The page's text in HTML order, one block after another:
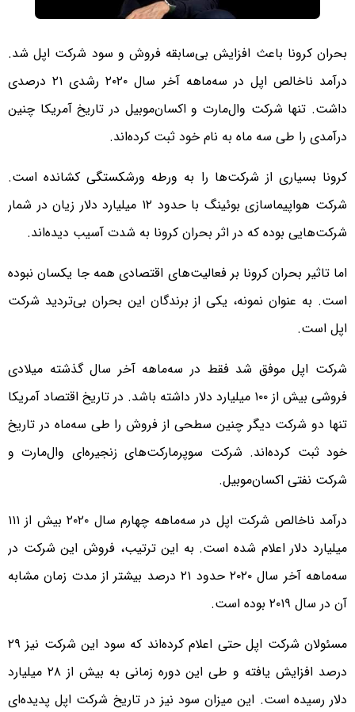
بحران کرونا باعث افزایش بی‌سابقه فروش و سود شرکت اپل شد.
درآمد ناخالص اپل در سه‌ماهه آخر سال ۲۰۲۰ رشدی ۲۱ درصدی
داشت. تنها شرکت وال‌مارت و اکسان‌موبیل در تاریخ آمریکا چنین
درآمدی را طی سه ماه به نام خود ثبت کرده‌اند.
کرونا بسیاری از شرکت‌ها را به ورطه ورشکستگی کشانده است.
شرکت هواپیماسازی بوئینگ با حدود ۱۲ میلیارد دلار زیان در شمار
شرکت‌هایی بوده که در اثر بحران کرونا به شدت آسیب دیده‌اند.
اما تاثیر بحران کرونا بر فعالیت‌های اقتصادی همه جا یکسان نبوده
است. به عنوان نمونه، یکی از برندگان این بحران بی‌تردید شرکت
اپل است.
شرکت اپل موفق شد فقط در سه‌ماهه آخر سال گذشته میلادی
فروشی بیش از ۱۰۰ میلیارد دلار داشته باشد. در تاریخ اقتصاد آمریکا
تنها دو شرکت دیگر چنین سطحی از فروش را طی سه‌ماه در تاریخ
خود ثبت کرده‌اند. شرکت سوپرمارکت‌های زنجیره‌ای وال‌مارت و
شرکت نفتی اکسان‌موبیل.
درآمد ناخالص شرکت اپل در سه‌ماهه چهارم سال ۲۰۲۰ بیش از ۱۱۱
میلیارد دلار اعلام شده است. به این ترتیب، فروش این شرکت در
سه‌ماهه آخر سال ۲۰۲۰ حدود ۲۱ درصد بیشتر از مدت زمان مشابه
آن در سال ۲۰۱۹ بوده است.
مسئولان شرکت اپل حتی اعلام کرده‌اند که سود این شرکت نیز ۲۹
درصد افزایش یافته و طی این دوره زمانی به بیش از ۲۸ میلیارد
دلار رسیده است. این میزان سود نیز در تاریخ شرکت اپل پدیده‌ای